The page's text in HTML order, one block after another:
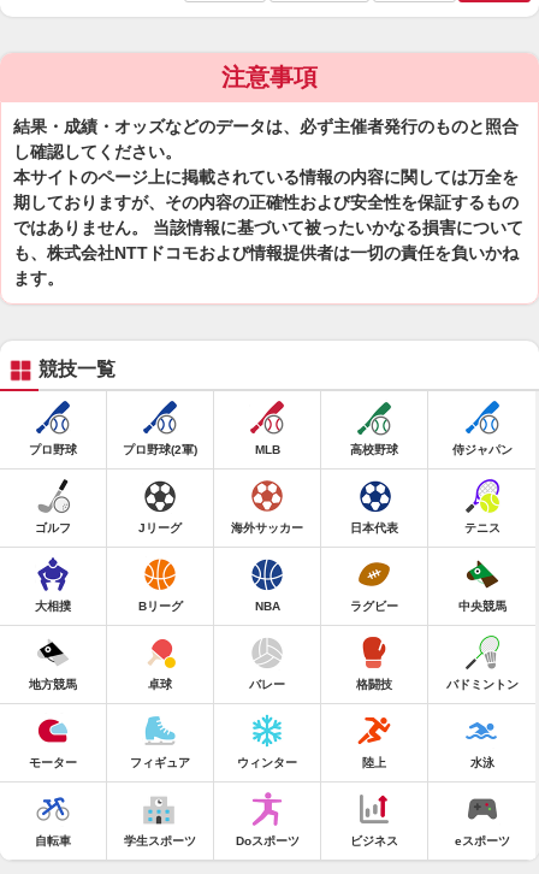
注意事項
結果・成績・オッズなどのデータは、必ず主催者発行のものと照合
し確認してください。
本サイトのページ上に掲載されている情報の内容に関しては万全を
期しておりますが、その内容の正確性および安全性を保証するもの
ではありません。 当該情報に基づいて被ったいかなる損害について
も、株式会社NTTドコモおよび情報提供者は一切の責任を負いかね
ます。
競技一覧
プロ野球 プロ野球(2軍) MLB 高校野球 侍ジャパン
ゴルフ Jリーグ 海外サッカー 日本代表 テニス
大相撲 Bリーグ NBA ラグビー 中央競馬
地方競馬 卓球 バレー 格闘技 バドミントン
モーター フィギュア ウィンター 陸上 水泳
自転車 学生スポーツ Doスポーツ ビジネス eスポーツ